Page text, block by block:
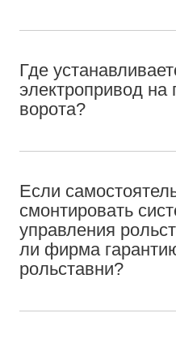
Где
электропривод на
ворота?
Если
смонтировать
управления
ли фирма
рольставни?